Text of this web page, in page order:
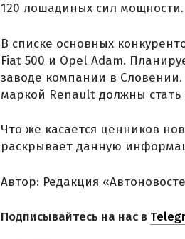
120 лошадиных сил мощности.
В списке основных
Fiat 500 и Opel Adam.
заводе компании в
маркой Renault должны
Что же касается ценников
раскрывает данную
Автор: Редакция
Подписывайтесь на нас в